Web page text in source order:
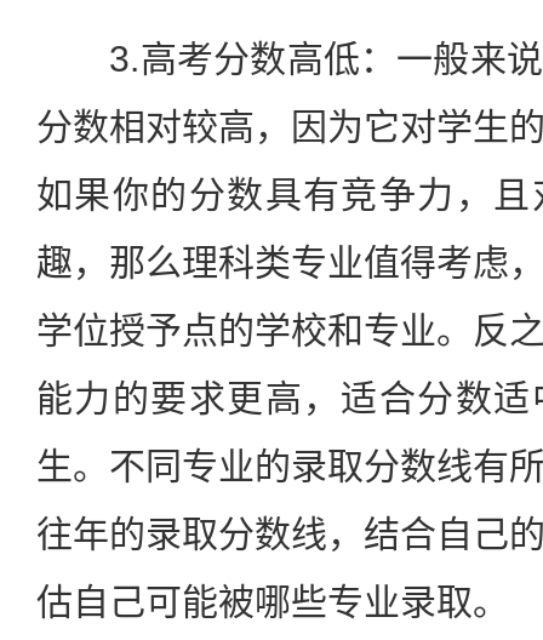
3.高考分数高低：一般来说
分数相对较高，因为它对学生
如果你的分数具有竞争力，
趣，那么理科类专业值得考虑
学位授予点的学校和专业。反
能力的要求更高，适合分数
生。不同专业的录取分数线有
往年的录取分数线，结合自己
估自己可能被哪些专业录取。